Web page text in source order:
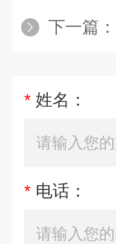
下一篇：
* 姓名：
* 电话：